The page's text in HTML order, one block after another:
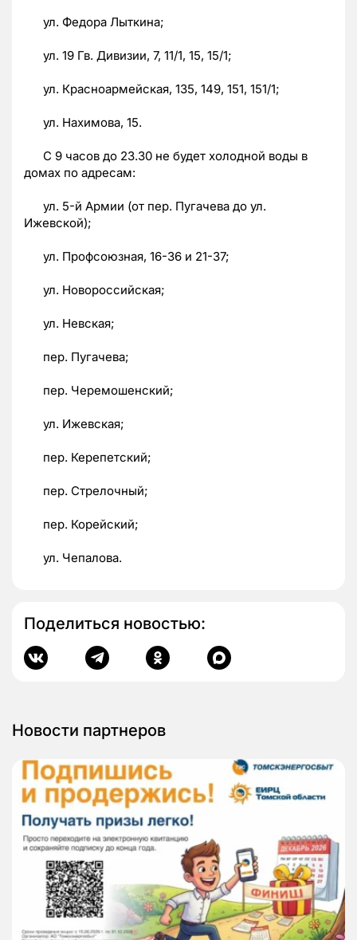
ул. Федора Лыткина;
ул. 19 Гв. Дивизии, 7, 11/1, 15, 15/1;
ул. Красноармейская, 135, 149, 151, 151/1;
ул. Нахимова, 15.
С 9 часов до 23.30 не будет холодной воды в
домах по адресам:
ул. 5-й Армии (от пер. Пугачева до ул.
Ижевской);
ул. Профсоюзная, 16-36 и 21-37;
ул. Новороссийская;
ул. Невская;
пер. Пугачева;
пер. Черемошенский;
ул. Ижевская;
пер. Керепетский;
пер. Стрелочный;
пер. Корейский;
ул. Чепалова.
Поделиться новостью:
Новости партнеров